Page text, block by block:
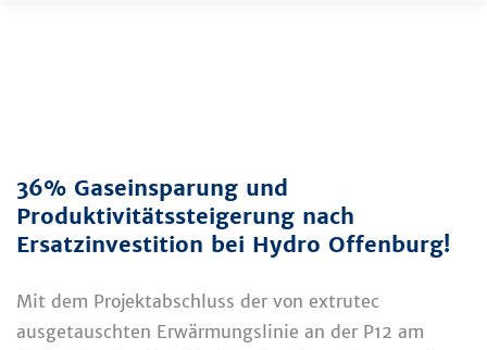
36% Gaseinsparung und
Produktivitätssteigerung nach
Ersatzinvestition bei Hydro Offenburg!
Mit dem Projektabschluss der von extrutec
ausgetauschten Erwärmungslinie an der P12 am